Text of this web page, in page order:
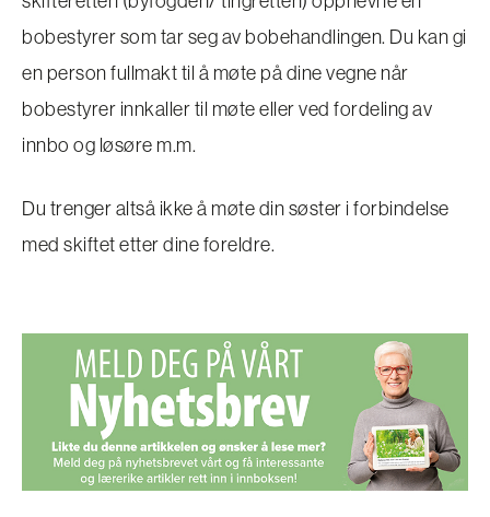
bobestyrer som tar seg av bobehandlingen. Du kan gi
en person fullmakt til å møte på dine vegne når
bobestyrer innkaller til møte eller ved fordeling av
innbo og løsøre m.m.
Du trenger altså ikke å møte din søster i forbindelse
med skiftet etter dine foreldre.